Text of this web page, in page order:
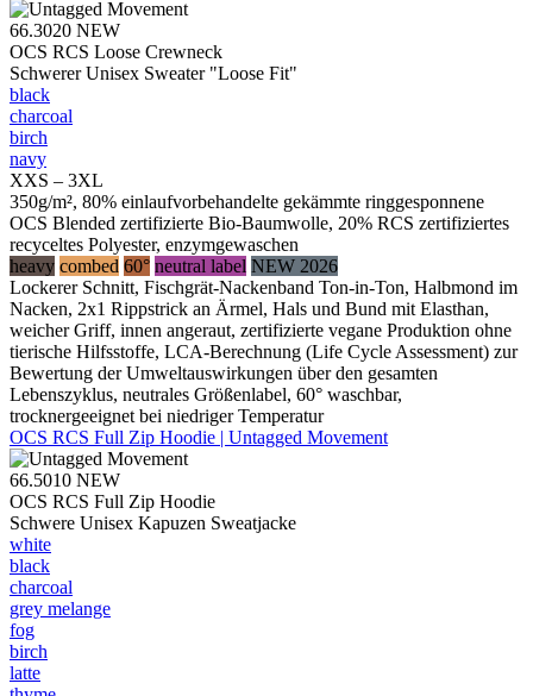
66.3020 NEW
OCS RCS Loose Crewneck
Schwerer Unisex Sweater "Loose Fit"
black
charcoal
birch
navy
XXS – 3XL
350g/m², 80% einlaufvorbehandelte gekämmte ringgesponnene
OCS Blended zertifizierte Bio-Baumwolle, 20% RCS zertifiziertes
recyceltes Polyester, enzymgewaschen
heavy combed 60° neutral label NEW 2026
Lockerer Schnitt, Fischgrät-Nackenband Ton-in-Ton, Halbmond im
Nacken, 2x1 Rippstrick an Ärmel, Hals und Bund mit Elasthan,
weicher Griff, innen angeraut, zertifizierte vegane Produktion ohne
tierische Hilfsstoffe, LCA-Berechnung (Life Cycle Assessment) zur
Bewertung der Umweltauswirkungen über den gesamten
Lebenszyklus, neutrales Größenlabel, 60° waschbar,
trocknergeeignet bei niedriger Temperatur
OCS RCS Full Zip Hoodie | Untagged Movement
66.5010 NEW
OCS RCS Full Zip Hoodie
Schwere Unisex Kapuzen Sweatjacke
white
black
charcoal
grey melange
fog
birch
latte